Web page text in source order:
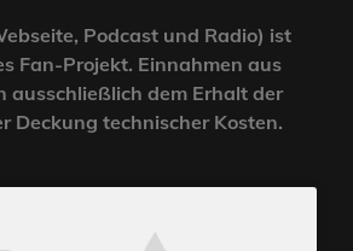
Podcast und Radio) ist
Fan-Projekt. Einnahmen aus
ausschließlich dem Erhalt der
Deckung technischer Kosten.